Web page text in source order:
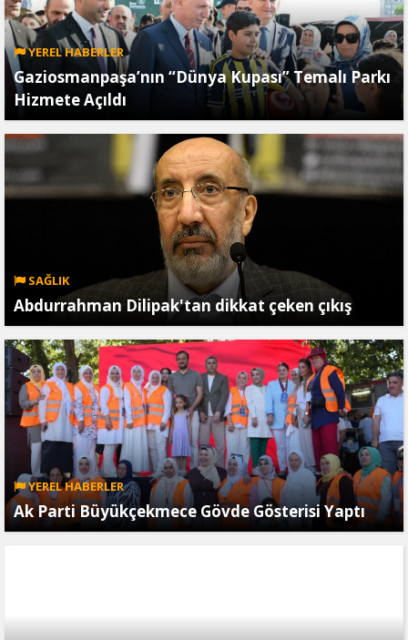
YEREL HABERLER
Gaziosmanpaşa’nın “Dünya Kupası” Temalı Parkı
Hizmete Açıldı
SAĞLIK
Abdurrahman Dilipak'tan dikkat çeken çıkış
YEREL HABERLER
Ak Parti Büyükçekmece Gövde Gösterisi Yaptı